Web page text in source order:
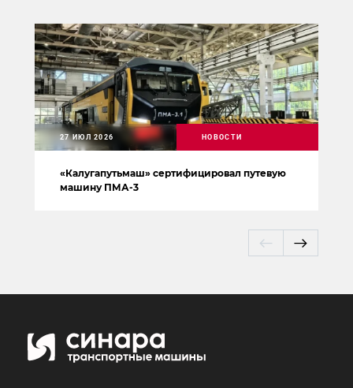
«Калугапутьмаш» сертифицировал путевую
машину ПМА-3
27 ИЮЛ 2026 НОВОСТИ